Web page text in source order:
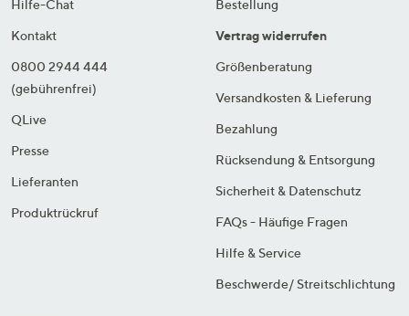
Hilfe-Chat
Kontakt
0800 2944 444
(gebührenfrei)
QLive
Presse
Lieferanten
Produktrückruf
Bestellung
Vertrag widerrufen
Größenberatung
Versandkosten & Lieferung
Bezahlung
Rücksendung & Entsorgung
Sicherheit & Datenschutz
FAQs - Häufige Fragen
Hilfe & Service
Beschwerde/ Streitschlichtung